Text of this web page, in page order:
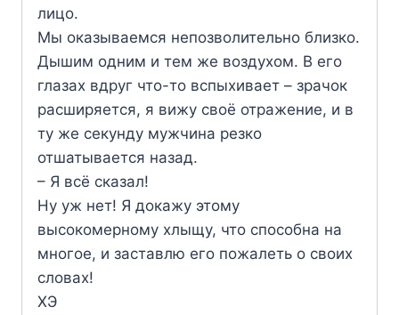
лицо.
Мы оказываемся непозволительно близко.
Дышим одним и тем же воздухом. В его
глазах вдруг что-то вспыхивает – зрачок
расширяется, я вижу своё отражение, и в
ту же секунду мужчина резко
отшатывается назад.
– Я всё сказал!
Ну уж нет! Я докажу этому
высокомерному хлыщу, что способна на
многое, и заставлю его пожалеть о своих
словах!
ХЭ